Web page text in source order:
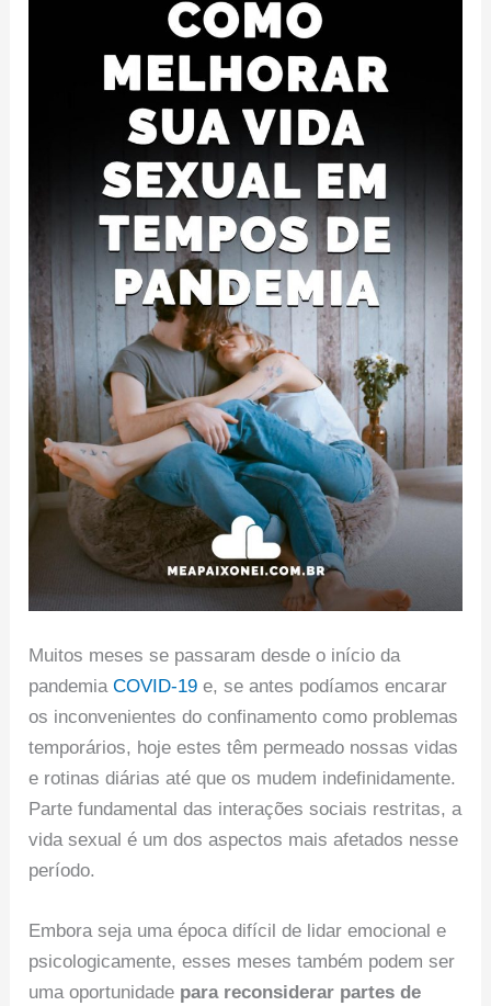
Muitos meses se passaram desde o início da
pandemiaCOVID-19 e, se antes podíamos encarar
os inconvenientes do confinamento como problemas
temporários, hoje estes têm permeado nossas vidas
e rotinas diárias até que os mudem indefinidamente.
Parte fundamental das interações sociais restritas, a
vida sexual é um dos aspectos mais afetados nesse
período.
Embora seja uma época difícil de lidar emocional e
psicologicamente, esses meses também podem ser
uma oportunidade para reconsiderar partes de